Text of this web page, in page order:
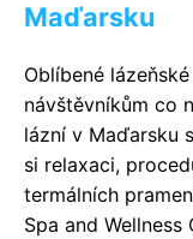
Maďarsku
Oblíbené
návštěvníkům co
lázní v Maďarsku
si relaxaci,
termálních
Spa and Wellness